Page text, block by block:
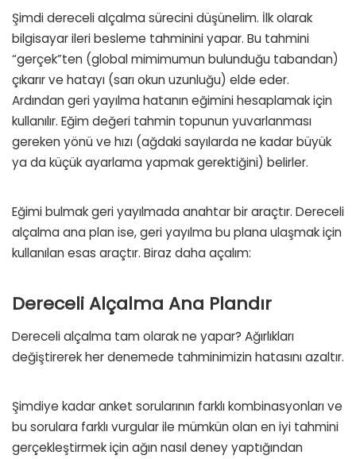
Şimdi dereceli alçalma sürecini düşünelim. İlk olarak
bilgisayar ileri besleme tahminini yapar. Bu tahmini
“gerçek”ten (global mimimumun bulunduğu tabandan)
çıkarır ve hatayı (sarı okun uzunluğu) elde eder.
Ardından geri yayılma hatanın eğimini hesaplamak için
kullanılır. Eğim değeri tahmin topunun yuvarlanması
gereken yönü ve hızı (ağdaki sayılarda ne kadar büyük
ya da küçük ayarlama yapmak gerektiğini) belirler.
Eğimi bulmak geri yayılmada anahtar bir araçtır. Dereceli
alçalma ana plan ise, geri yayılma bu plana ulaşmak için
kullanılan esas araçtır. Biraz daha açalım:
Dereceli Alçalma Ana Plandır
Dereceli alçalma tam olarak ne yapar? Ağırlıkları
değiştirerek her denemede tahminimizin hatasını azaltır.
Şimdiye kadar anket sorularının farklı kombinasyonları ve
bu sorulara farklı vurgular ile mümkün olan en iyi tahmini
gerçekleştirmek için ağın nasıl deney yaptığından